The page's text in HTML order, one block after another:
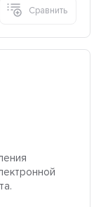
Сравнить